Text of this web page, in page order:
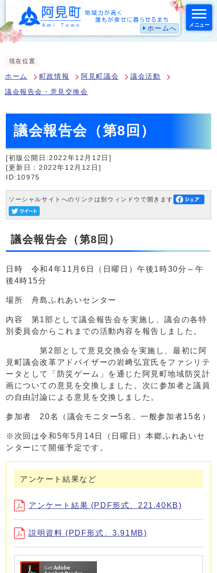
ホームへ メニュー
現在位置
ホーム 町政情報 阿見町議会 議会活動
議会報告会・意見交換会
議会報告会（第8回）
[初版公開日:2022年12月12日]
[更新日：2022年12月12日]
ID:10975
ソーシャルサイトへのリンクは別ウィンドウで開きます
議会報告会（第8回）
日時 令和4年11月6日（日曜日）午後1時30分～午
後4時15分
場所 舟島ふれあいセンター
内容 第1部として議会報告会を実施し、議会の各特
別委員会からこれまでの活動内容を報告しました。
第2部として意見交換会を実施し、最初に阿
見町議会改革アドバイザーの岩﨑弘宜氏をファシリテ
ータとして「防災ゲーム」を通じた阿見町地域防災計
画についての意見を交換しました。次に参加者と議員
の自由討論による意見を交換しました。
参加者 20名（議会モニター5名、一般参加者15名）
※次回は令和5年5月14日（日曜日）本郷ふれあいセ
ンターにて開催予定です。
アンケート結果など
アンケート結果 (PDF形式、221.40KB)
説明資料 (PDF形式、3.91MB)